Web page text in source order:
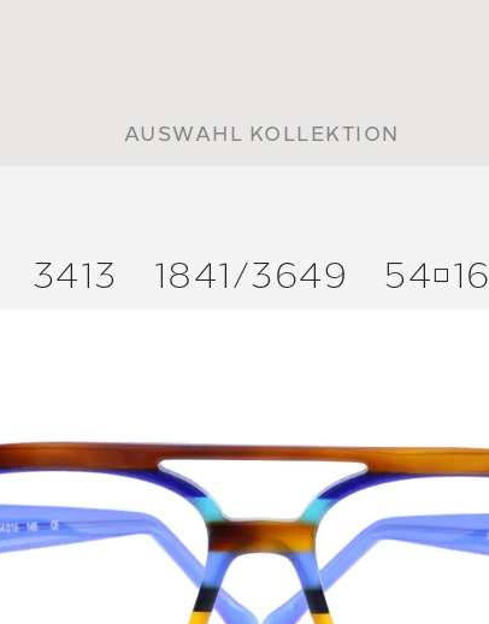
AUSWAHL KOLLEKTION
3413 1841/3649 5416